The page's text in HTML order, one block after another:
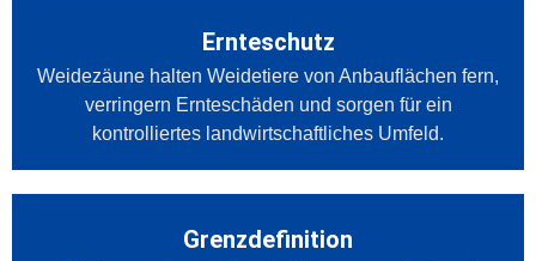
Ernteschutz
Weidezäune halten Weidetiere von Anbauflächen fern,
verringern Ernteschäden und sorgen für ein
kontrolliertes landwirtschaftliches Umfeld.
Grenzdefinition